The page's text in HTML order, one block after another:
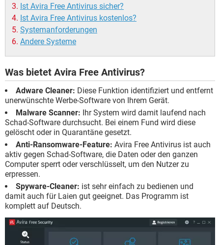
Ist Avira Free Antivirus sicher?
Ist Avira Free Antivirus kostenlos?
Systemanforderungen
Andere Systeme
Was bietet Avira Free Antivirus?
Adware Cleaner: Diese Funktion identifiziert und entfernt
unerwünschte Werbe-Software von Ihrem Gerät.
Malware Scanner: Ihr System wird damit laufend nach
Schad-Software durchsucht. Bei einem Fund wird diese
gelöscht oder in Quarantäne gesetzt.
Anti-Ransomware-Feature: Avira Free Antivirus ist auch
aktiv gegen Schad-Software, die Daten oder den ganzen
Computer sperrt oder verschlüsselt, um den Nutzer zu
erpressen.
Spyware-Cleaner: ist sehr einfach zu bedienen und
damit auch für Laien gut geeignet. Das Programm ist
komplett auf Deutsch.